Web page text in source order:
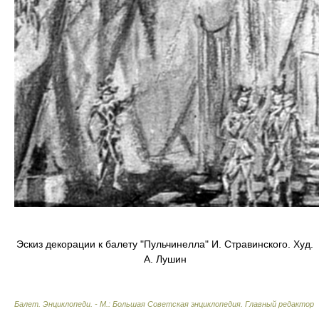
Эскиз декорации к балету "Пульчинелла" И. Стравинского. Худ.
А. Лушин
Балет. Энциклопеди. - М.: Большая Советская энциклопедия Главный редактор